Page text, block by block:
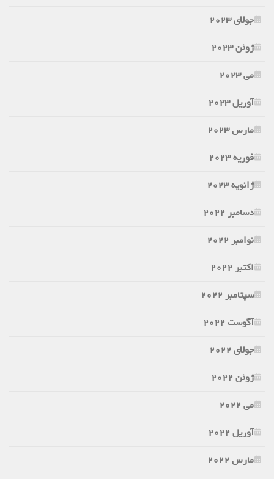
جولای 2023
ژوئن 2023
می 2023
آوریل 2023
مارس 2023
فوریه 2023
ژانویه 2023
دسامبر 2022
نوامبر 2022
اکتبر 2022
سپتامبر 2022
آگوست 2022
جولای 2022
ژوئن 2022
می 2022
آوریل 2022
مارس 2022